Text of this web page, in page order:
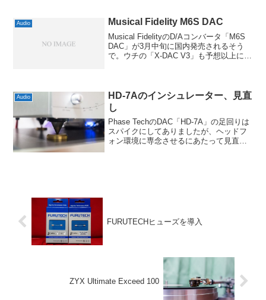
Audio Musical Fidelity M6S DAC
Musical FidelityのD/Aコンバータ「M6S
DAC」が3月中旬に国内発売されるそう
で。ウチの「X-DAC V3」も予想以上に良
Audio
HD-7Aのインシュレーター、見直
し
Phase TechのDAC「HD-7A」の足回りは
スパイクにしてありましたが、ヘッドフ
ォン環境に専念させるにあたって見直す
FURUTECHヒューズを導入
ZYX Ultimate Exceed 100